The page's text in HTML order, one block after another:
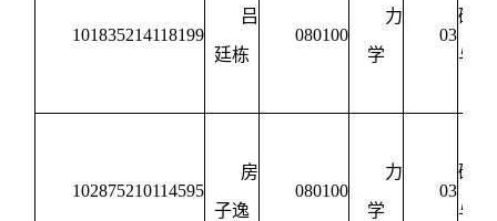
101835214118199
吕
廷栋
080100
力
学
03
础
与
102875210114595
房
子逸
080100
力
学
03
础
与